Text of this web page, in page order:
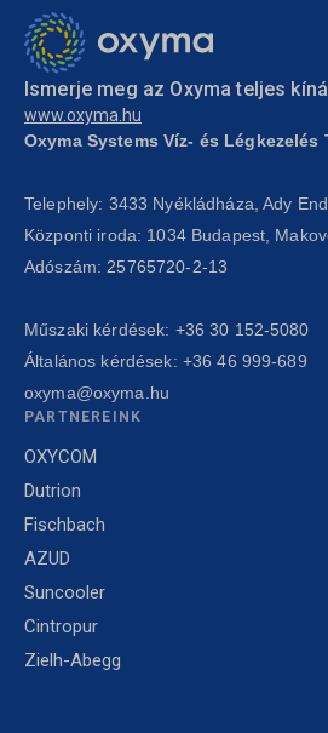
Ismerje meg az Oxyma teljes
www.oxyma.hu
Oxyma Systems Víz- és
Telephely: 3433 Nyékládháza, Ady
Központi iroda: 1034 Budapest,
Adószám: 25765720-2-13
Műszaki kérdések: +36 30 152-5080
Általános kérdések: +36 46 999-689
oxyma@oxyma.hu
PARTNEREINK
OXYCOM
Dutrion
Fischbach
AZUD
Suncooler
Cintropur
Zielh-Abegg